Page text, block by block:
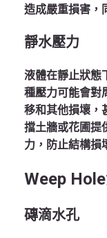
造成嚴重損害，
靜水壓力
液體在靜止狀態
種壓力可能會對
移和其他損壞，
擋土牆或花圃提
力，防止結構損
Weep Hole
磚滴水孔